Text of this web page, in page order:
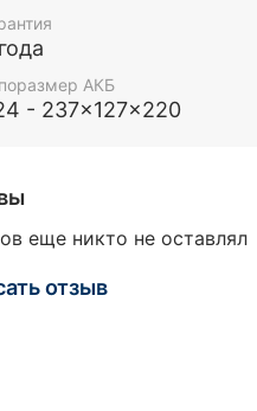
АКБ
- 237x127x220
еще никто не оставлял
отзыв